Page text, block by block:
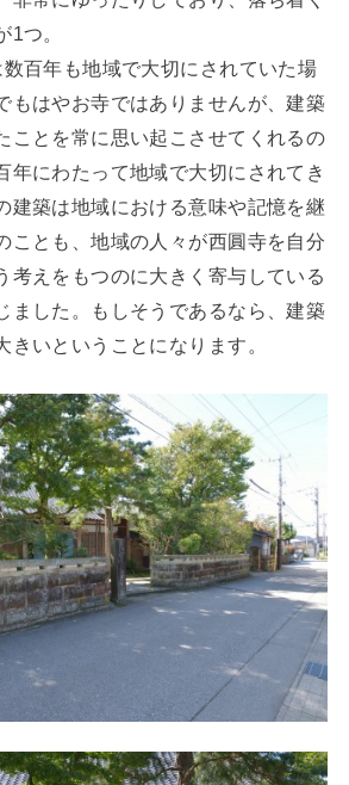
1つ。
百年も地域で大切にされていた場
もはやお寺ではありませんが、建築
ことを常に思い起こさせてくれるの
年にわたって地域で大切にされてき
建築は地域における意味や記憶を継
ことも、地域の人々が西圓寺を自分
考えをもつのに大きく寄与している
ました。もしそうであるなら、建築
きいということになります。